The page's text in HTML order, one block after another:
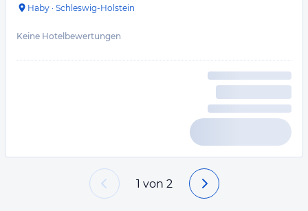
Haby · Schleswig-Holstein
Keine Hotelbewertungen
1 von 2